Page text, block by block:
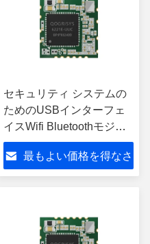
セキュリティ システムの
ためのUSBインターフェ
イスWifi Bluetoothモジュ
ールRTL8821CUの電源
3.3V最もよい価格を得なさ